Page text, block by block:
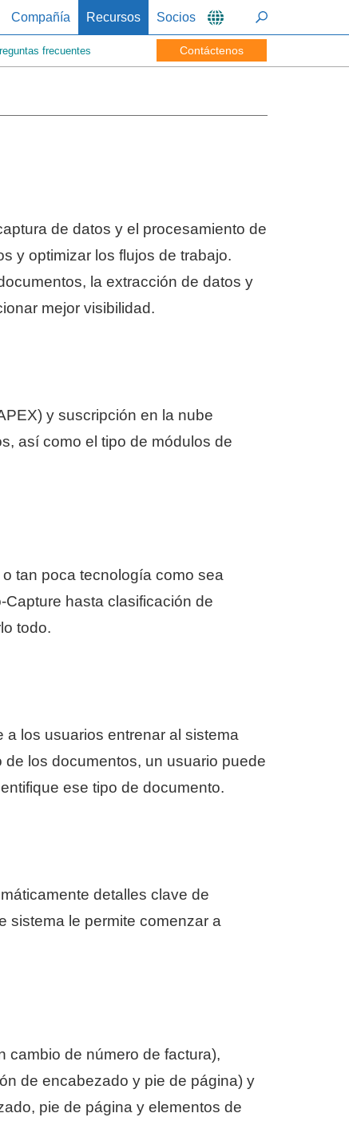
Contáctenos
Compañía Recursos Socios
frecuentes
de datos y el procesamiento de
y optimizar los flujos de trabajo.
la extracción de datos y
mejor visibilidad.
y suscripción en la nube
así como el tipo de módulos de
tan poca tecnología como sea
hasta clasificación de
todo.
los usuarios entrenar al sistema
los documentos, un usuario puede
ese tipo de documento.
detalles clave de
sistema le permite comenzar a
cambio de número de factura),
de encabezado y pie de página) y
pie de página y elementos de